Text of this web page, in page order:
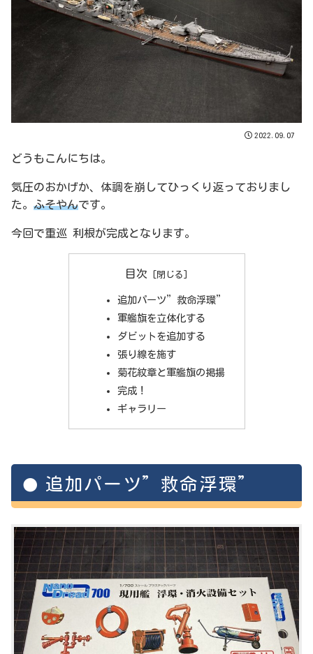
2022.09.07
どうもこんにちは。
気圧のおかげか、体調を崩してひっくり返っておりまし
た。 ふそやんです。
今回で重巡 利根が完成となります。
目次
追加パーツ”救命浮環”
軍艦旗を立体化する
ダビットを追加する
張り線を施す
菊花紋章と軍艦旗の掲揚
完成！
ギャラリー
追加パーツ”救命浮環”